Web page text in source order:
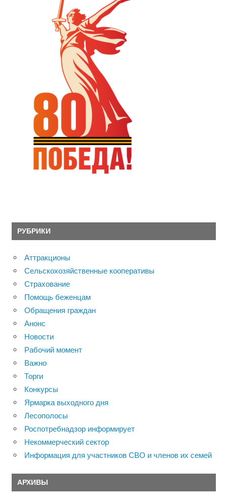
РУБРИКИ
Аттракционы
Сельскохозяйственные кооперативы
Страхование
Помощь беженцам
Обращения граждан
Анонс
Новости
Рабочий момент
Важно
Торги
Конкурсы
Ярмарка выходного дня
Лесополосы
Роспотребнадзор информирует
Некоммерческий сектор
Информация для участников СВО и членов их семей
АРХИВЫ